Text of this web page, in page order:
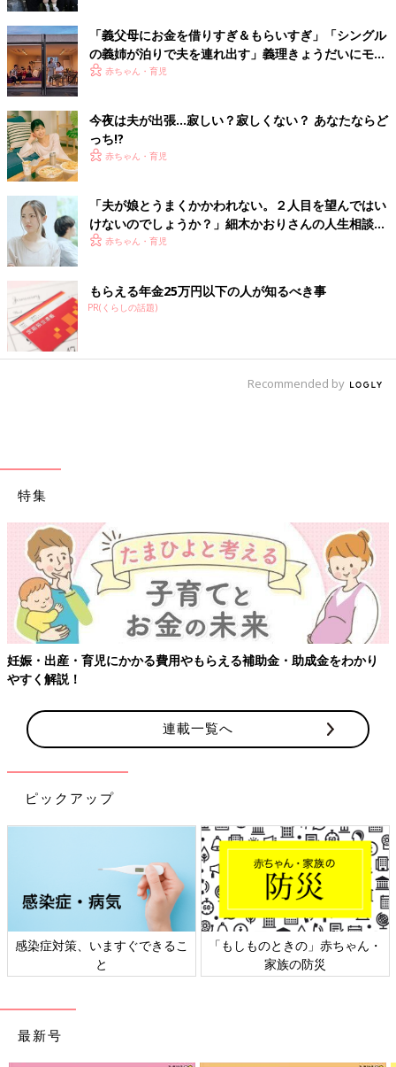
は夫のコーヒーににがりを多めに入れたりします。気がつかずふ
つうに飲んで、おなかがゆるくなる...（にがりに弱いみたいで
す）。ケケケ、ざまーみろ（失礼！）
夫は「薄毛になってきたかも」と気にしているので、薄毛によく
ないという料理を並べます。気づかずに「おいしい！」と食べて
いる姿を見て、クップップ...と腹の中で笑っています。
タコ星人の来襲！
お弁当のおかず入れ2段のうち、1段をタコ星人（ソーセージをタ
コみたいにするもの。足をリアルに8本にしました）で埋め尽く
してやりました！ まいったか夫め！
娘にも効きます「嫌がらせ弁当」
じつは私も5回くらい仕返し弁当をやったことがあります。はら
「仕返し」といっても、ママたちの考えるアイデアは、ちゃめっ
けたっぷりの笑えるものが多く、思わず相手を「しょうがない
立ったら、やりすぎない程度に参考にしてみてはいかがですか？
【6,107人のリアルな声！】夫婦喧嘩の
頻度は？夫婦円満の秘訣は？
ちょっとしたことで、夫婦喧嘩になってしまっ
たこと、自己嫌悪に陥ったことはありません
か？ほかの夫婦は、喧嘩することはあるの？ど
のくらいの頻度なの？夫婦円満のコツってある
※文中のコメントは「ウィメンズパーク」からの引用です。
※この記事は「ウィメンズパーク」で過去に公開されたもので
す。
「義父母にお金を借りすぎ＆もらいすぎ」「シングル
の義姉が泊りで夫を連れ出す」義理きょうだいにモヤ
モヤ…
赤ちゃん・育児
今夜は夫が出張…寂しい？寂しくない？ あなたならど
っち!?
赤ちゃん・育児
「夫が娘とうまくかかわれない。２人目を望んではい
けないのでしょうか？」細木かおりさんの人生相談
183回赤ちゃん・育児
もらえる年金25万円以下の人が知るべき事
PR(くらしの話題)
Recommended by
特集
妊娠・出産・育児にかかる費用やもらえる補助金・助成金をわかり
やすく解説！
連載一覧へ
ピックアップ
感染症対策、いますぐできるこ
と
「もしものときの」赤ちゃん・
家族の防災
最新号